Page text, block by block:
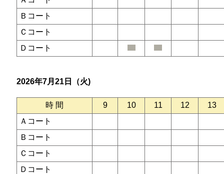
Ｂコート
Ｃコート
Ｄコート
2026年7月21日（火)
時 間 9 10 11 12
13
Ａコート
Ｂコート
Ｃコート
Ｄコート